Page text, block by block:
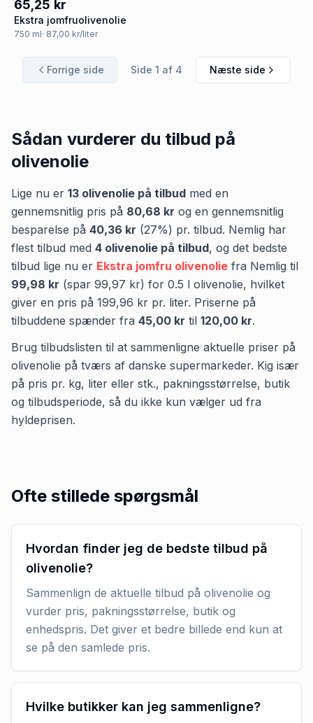
65,25 kr
Ekstra jomfruolivenolie
750 ml· 87,00 kr/liter
Forrige side Side 1 af 4 Næste side
Sådan vurderer du tilbud på
olivenolie
Lige nu er 13 olivenolie på tilbud med en
gennemsnitlig pris på 80,68 kr og en gennemsnitlig
besparelse på 40,36 kr (27%) pr. tilbud. Nemlig har
flest tilbud med 4 olivenolie på tilbud, og det bedste
tilbud lige nu er Ekstra jomfru olivenolie fra Nemlig til
99,98 kr (spar 99,97 kr) for 0.5 l olivenolie, hvilket
giver en pris på 199,96 kr pr. liter. Priserne på
tilbuddene spænder fra 45,00 kr til 120,00 kr.
Brug tilbudslisten til at sammenligne aktuelle priser på
olivenolie på tværs af danske supermarkeder. Kig især
på pris pr. kg, liter eller stk., pakningsstørrelse, butik
og tilbudsperiode, så du ikke kun vælger ud fra
hyldeprisen.
Ofte stillede spørgsmål
Hvordan finder jeg de bedste tilbud på
olivenolie?
Sammenlign de aktuelle tilbud på olivenolie og
vurder pris, pakningsstørrelse, butik og
enhedspris. Det giver et bedre billede end kun at
se på den samlede pris.
Hvilke butikker kan jeg sammenligne?